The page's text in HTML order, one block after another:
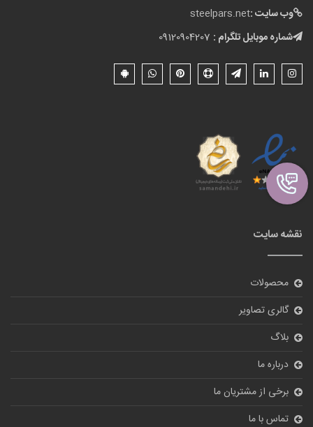
وب سایت :steelpars.net
شماره موبایل تلگرام :
نقشه سایت
محصولات
گالری تصاویر
بلاگ
درباره ما
برخی از مشتریان ما
تماس با ما